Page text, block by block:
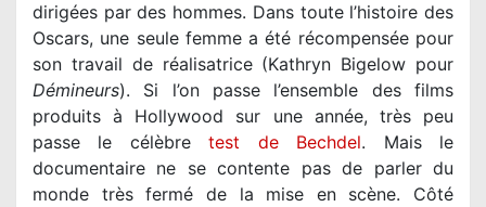
dirigées par des hommes. Dans toute l’histoire des
Oscars, une seule femme a été récompensée pour
son travail de réalisatrice (Kathryn Bigelow pour
Démineurs). Si l’on passe l’ensemble des films
produits à Hollywood sur une année, très peu
passe le célèbretest de Bechdel. Mais le
documentaire ne se contente pas de parler du
monde très fermé de la mise en scène. Côté